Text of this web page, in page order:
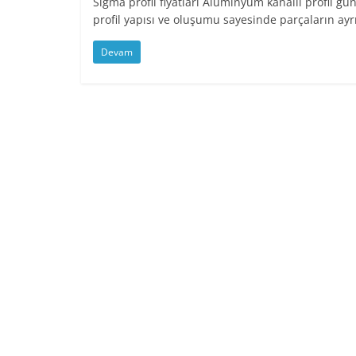
profil yapısı ve oluşumu sayesinde parçaların
Devam